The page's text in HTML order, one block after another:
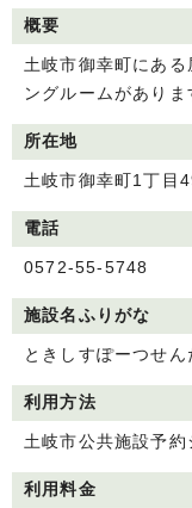
概要
土岐市御幸町にあ
ングルームがありま
所在地
土岐市御幸町1丁目
電話
0572-55-5748
施設名ふりがな
ときしすぽーつせん
利用方法
土岐市公共施設予約
利用料金